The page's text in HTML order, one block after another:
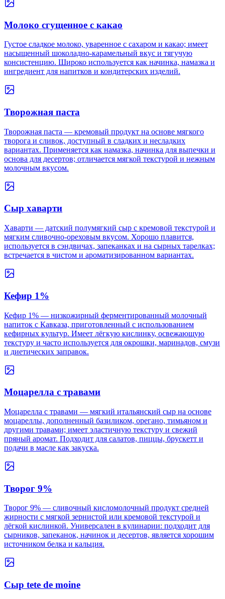
Молоко сгущенное с какао
Густое сладкое молоко, уваренное с сахаром и какао; имеет
насыщенный шоколадно‑карамельный вкус и тягучую
консистенцию. Широко используется как начинка, намазка и
ингредиент для напитков и кондитерских изделий.
Творожная паста
Творожная паста — кремовый продукт на основе мягкого
творога и сливок, доступный в сладких и несладких
вариантах. Применяется как намазка, начинка для выпечки и
основа для десертов; отличается мягкой текстурой и нежным
молочным вкусом.
Сыр хаварти
Хаварти — датский полумягкий сыр с кремовой текстурой и
мягким сливочно‑ореховым вкусом. Хорошо плавится,
используется в сэндвичах, запеканках и на сырных тарелках;
встречается в чистом и ароматизированном вариантах.
Кефир 1%
Кефир 1% — низкожирный ферментированный молочный
напиток с Кавказа, приготовленный с использованием
кефирных культур. Имеет лёгкую кислинку, освежающую
текстуру и часто используется для окрошки, маринадов, смузи
и диетических заправок.
Моцарелла с травами
Моцарелла с травами — мягкий итальянский сыр на основе
моцареллы, дополненный базиликом, орегано, тимьяном и
другими травами; имеет эластичную текстуру и свежий
пряный аромат. Подходит для салатов, пиццы, брускетт и
подачи в масле как закуска.
Творог 9%
Творог 9% — сливочный кисломолочный продукт средней
жирности с мягкой зернистой или кремовой текстурой и
лёгкой кислинкой. Универсален в кулинарии: подходит для
сырников, запеканок, начинок и десертов, является хорошим
источником белка и кальция.
Сыр tete de moine